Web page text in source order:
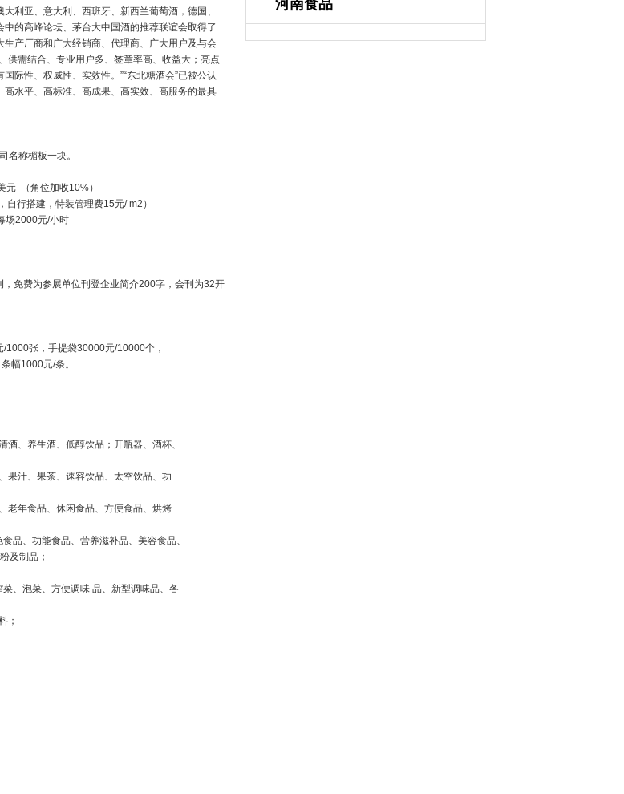
利亚、意大利、西班牙、新西兰葡萄酒，德国、
的高峰论坛、茅台大中国酒的推荐联谊会取得了
产厂商和广大经销商、代理商、广大用户及与会
供需结合、专业用户多、签章率高、收益大；亮点
际性、权威性、实效性。”“东北糖酒会”已被公认
水平、高标准、高成果、高实效、高服务的最具
名称楣板一块。
（角位加收10%）
行搭建，特装管理费15元/ m2）
场2000元/小时
免费为参展单位刊登企业简介200字，会刊为32开
1000张，手提袋30000元/10000个，
幅1000元/条。
、养生酒、低醇饮品；开瓶器、酒杯、
果汁、果茶、速容饮品、太空饮品、功
老年食品、休闲食品、方便食品、烘烤
品、功能食品、营养滋补品、美容食品、
及制品；
、泡菜、方便调味 品、新型调味品、各
；
河南食品